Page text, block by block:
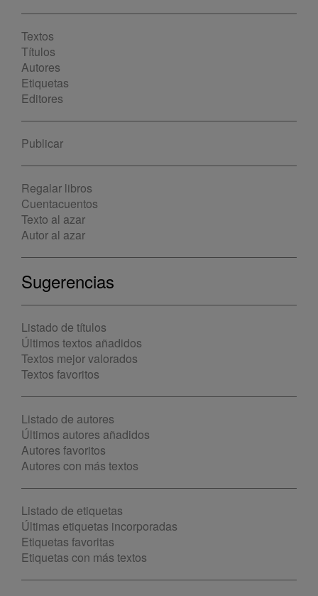
Textos
Títulos
Autores
Etiquetas
Editores
Publicar
Regalar libros
Cuentacuentos
Texto al azar
Autor al azar
Sugerencias
Listado de títulos
Últimos textos añadidos
Textos mejor valorados
Textos favoritos
Listado de autores
Últimos autores añadidos
Autores favoritos
Autores con más textos
Listado de etiquetas
Últimas etiquetas incorporadas
Etiquetas favoritas
Etiquetas con más textos